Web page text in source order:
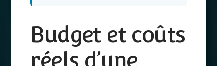
Budget et coûts
réels d’une